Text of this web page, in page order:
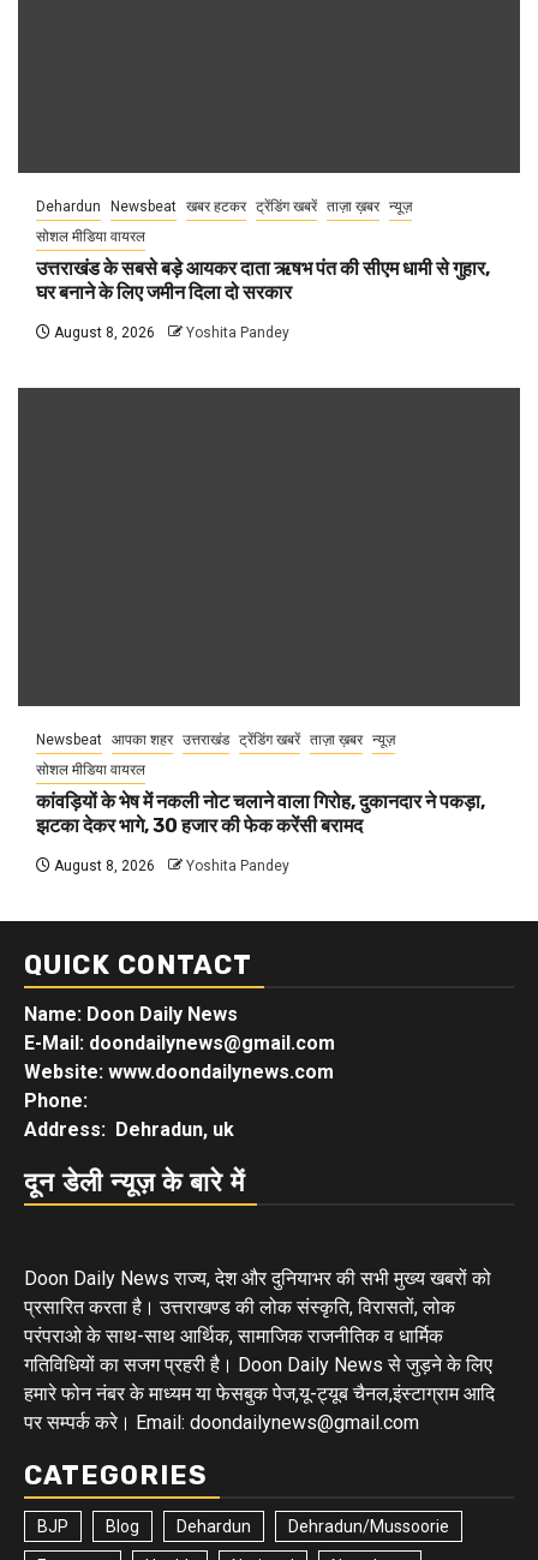
Dehardun Newsbeat खबर हटकर ट्रेंडिंग खबरें ताज़ा ख़बर न्यूज़
सोशल मीडिया वायरल
उत्तराखंड के सबसे बड़े आयकर दाता ऋषभ पंत की सीएम धामी से गुहार,
घर बनाने के लिए जमीन दिला दो सरकार
August 8, 2026 Yoshita Pandey
Newsbeat आपका शहर उत्तराखंड ट्रेंडिंग खबरें ताज़ा ख़बर न्यूज़
सोशल मीडिया वायरल
कांवड़ियों के भेष में नकली नोट चलाने वाला गिरोह, दुकानदार ने पकड़ा,
झटका देकर भागे, 30 हजार की फेक करेंसी बरामद
August 8, 2026 Yoshita Pandey
QUICK CONTACT
Name: Doon Daily News
E-Mail: doondailynews@gmail.com
Website: www.doondailynews.com
Phone:
Address: Dehradun, uk
दून डेली न्यूज़ के बारे में
Doon Daily News राज्य, देश और दुनियाभर की सभी मुख्य खबरों को
प्रसारित करता है। उत्तराखण्ड की लोक संस्कृति, विरासतों, लोक
परंपराओ के साथ-साथ आर्थिक, सामाजिक राजनीतिक व धार्मिक
गतिविधियों का सजग प्रहरी है। Doon Daily News से जुड़ने के लिए
हमारे फोन नंबर के माध्यम या फेसबुक पेज,यू-ट्यूब चैनल,इंस्टाग्राम आदि
पर सम्पर्क करे। Email: doondailynews@gmail.com
CATEGORIES
BJP Blog Dehardun Dehradun/Mussoorie